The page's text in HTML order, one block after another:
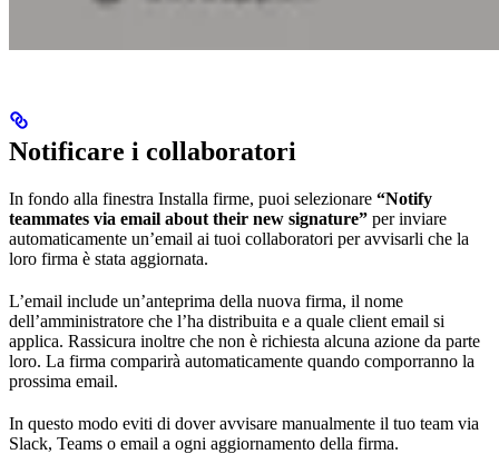
Notificare i collaboratori
In fondo alla finestra Installa firme, puoi selezionare “Notify
teammates via email about their new signature” per inviare
automaticamente un’email ai tuoi collaboratori per avvisarli che la
loro firma è stata aggiornata.
L’email include un’anteprima della nuova firma, il nome
dell’amministratore che l’ha distribuita e a quale client email si
applica. Rassicura inoltre che non è richiesta alcuna azione da parte
loro. La firma comparirà automaticamente quando comporranno la
prossima email.
In questo modo eviti di dover avvisare manualmente il tuo team via
Slack, Teams o email a ogni aggiornamento della firma.